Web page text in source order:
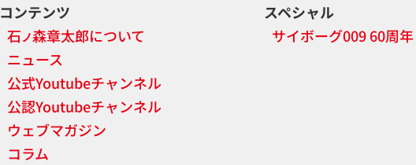
コンテンツ
石ノ森章太郎について
ニュース
公式Youtubeチャンネル
公認Youtubeチャンネル
ウェブマガジン
コラム
スペシャル
サイボーグ009 60周年